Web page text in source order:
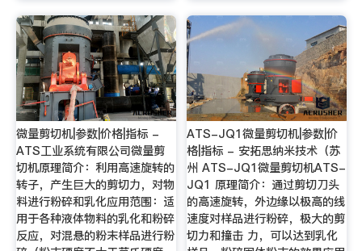
微量剪切机|参数|价格|指标 -
ATS工业系统有限公司微量剪
切机原理简介：利用高速旋转的
转子，产生巨大的剪切力，对物
料进行粉碎和乳化应用范围：适
用于各种液体物料的乳化和粉碎
反应，对混悬的粉末样品进行粉
ATS-JQ1微量剪切机|参数|价
格|指标 - 安拓思纳米技术（苏
州 ATS-JQ1微量剪切机ATS-
JQ1 原理简介：通过剪切刀头
的高速旋转，外边缘以极高的线
速度对样品进行粉碎，极大的剪
切力和撞击 力，可以达到乳化